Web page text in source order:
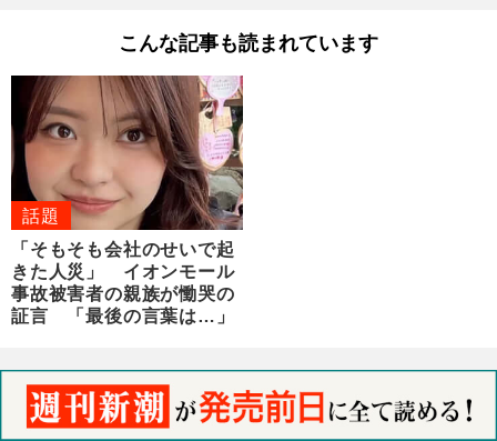
こんな記事も読まれています
話題
「そもそも会社のせいで起
きた人災」 イオンモール
事故被害者の親族が慟哭の
証言 「最後の言葉は…」